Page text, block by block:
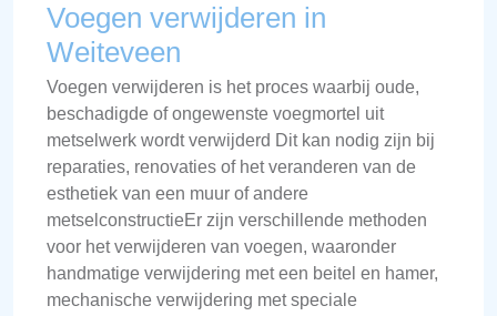
Voegen verwijderen in
Weiteveen
Voegen verwijderen is het proces waarbij oude,
beschadigde of ongewenste voegmortel uit
metselwerk wordt verwijderd Dit kan nodig zijn bij
reparaties, renovaties of het veranderen van de
esthetiek van een muur of andere
metselconstructieEr zijn verschillende methoden
voor het verwijderen van voegen, waaronder
handmatige verwijdering met een beitel en hamer,
mechanische verwijdering met speciale